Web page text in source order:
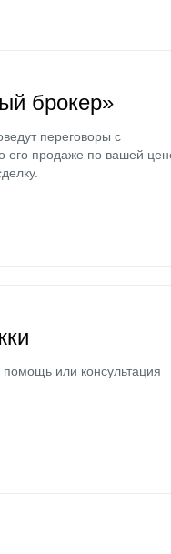
брокер»
переговоры с
его продаже по вашей
или консультация